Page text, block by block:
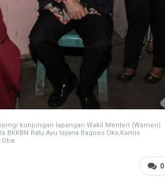
kunjungan lapangan Wakil Menteri (Wamen)
Ratu Ayu Isyana Bagoes Oka,Kamis
0